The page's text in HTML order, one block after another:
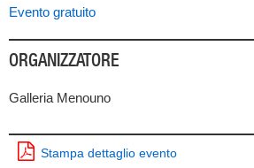
Evento gratuito
ORGANIZZATORE
Galleria Menouno
Stampa dettaglio evento